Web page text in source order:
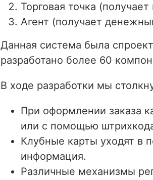
Торговая точка
Агент (получает
Данная система была
разработано более 60
В ходе разработки мы
При оформлении заказа
или с помощью
Клубные карты уходят в
информация.
Различные механизмы